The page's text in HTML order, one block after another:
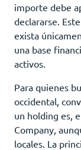
importe debe
declararse.
exista
una base
activos.
Para quienes
occidental,
un holding es,
Company,
locales. La